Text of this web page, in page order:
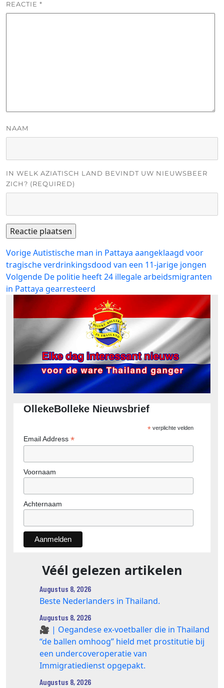
REACTIE *
NAAM
IN WELK AZIATISCH LAND BEVINDT UW NIEUWSBEER
ZICH? (REQUIRED)
Bericht
navigatie
VorigeVorig
bericht:
Autistische man in Pattaya aangeklaagd voor
tragische verdrinkingsdood van een 11-jarige jongen
Volgende Volgend
bericht:
De politie heeft 24 illegale arbeidsmigranten
in Pattaya gearresteerd
OllekeBolleke Nieuwsbrief
*verplichte velden
Email Address *
Voornaam
Achternaam
Véél gelezen artikelen
Augustus 8, 2026
Beste Nederlanders in Thailand.
Augustus 8, 2026
🎥 | Oegandese ex-voetballer die in Thailand
“de ballen omhoog” hield met prostitutie bij
een undercoveroperatie van
Immigratiedienst opgepakt.
Augustus 8, 2026